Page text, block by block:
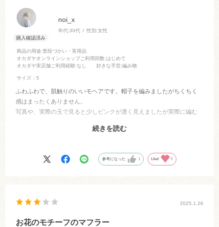
noi_x
年代:30代 性別:女性
商品の用途:普段づかい・実用品
オカダヤオンラインショップご利用回数:はじめて
オカダヤ実店舗ご利用経験:なし 好きな手芸:編み物
サイズ：5
ふわふわで、肌触りのいいモヘアです。帽子を編みましたがちくちく
感はまったくありません。
写真や、実際の玉で見ると少しピンクが濃く見えましたが実際に編む
他のショップでは売り切れていたカラーでしたがオカダヤさんに在庫
続きを読む
参考になった 1 Like! 0
2025.1.26
お花のモチーフのマフラー